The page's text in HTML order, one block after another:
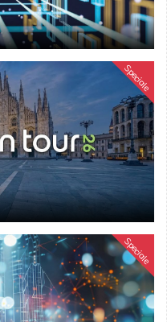
Speciale
Speciale